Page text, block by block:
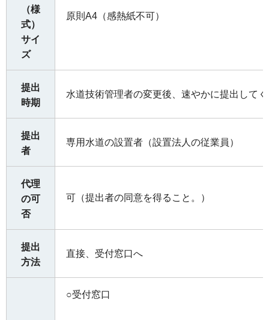
（様
式）
サイ
ズ
原則A4（感熱紙不可）
提出
時期
水道技術管理者の変更後、速やかに提出して
提出
者
専用水道の設置者（設置法人の従業員）
代理
の可
否
可（提出者の同意を得ること。）
提出
方法
直接、受付窓口へ
○受付窓口